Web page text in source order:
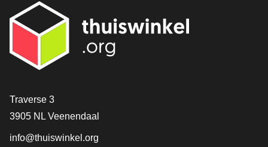
[_General:Contact]
Traverse 3
3905 NL Veenendaal
info@thuiswinkel.org